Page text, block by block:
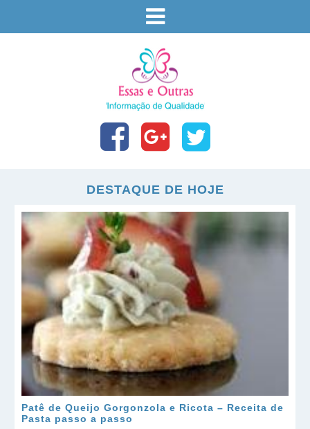
DESTAQUE DE HOJE
Patê de Queijo Gorgonzola e Ricota – Receita de
Pasta passo a passo